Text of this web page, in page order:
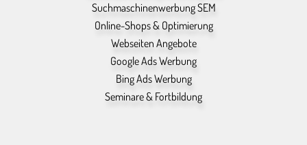
Suchmaschinenwerbung SEM
Online-Shops & Optimierung
Webseiten Angebote
Google Ads Werbung
Bing Ads Werbung
Seminare & Fortbildung